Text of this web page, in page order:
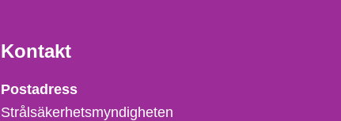
Kontakt
Strålsäkerhetsmyndigheten
Postadress
Strålsäkerhetsmyndigheten